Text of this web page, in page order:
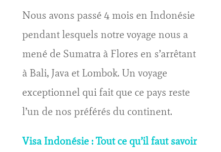
Nous avons passé 4 mois en Indonésie
pendant lesquels notre voyage nous a
mené de Sumatra à Flores en s’arrêtant
à Bali, Java et Lombok. Un voyage
exceptionnel qui fait que ce pays reste
l’un de nos préférés du continent.
Visa Indonésie : Tout ce qu’il faut savoir